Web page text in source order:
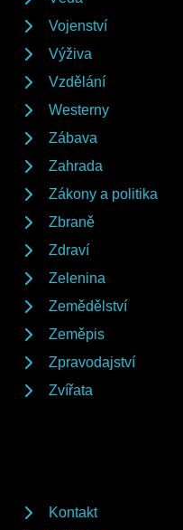
Vojenství
Výživa
Vzdělání
Westerny
Zábava
Zahrada
Zákony a politika
Zbraně
Zdraví
Zelenina
Zemědělství
Zeměpis
Zpravodajství
Zvířata
Kontakt